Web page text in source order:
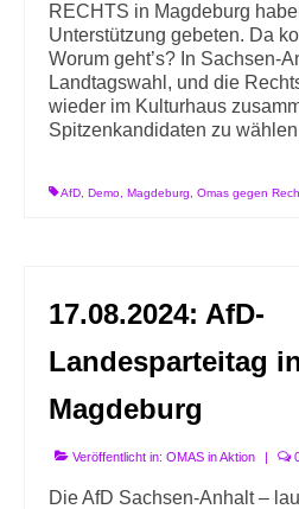
RECHTS in Magdeburg
Unterstützung gebeten. Da
Worum geht’s? In Sachsen-
Landtagswahl, und die
wieder im Kulturhaus
Spitzenkandidaten zu
AfD Demo Magdeburg Omas gegen
17.08.2024: AfD-
Landesparteitag
Magdeburg
Veröffentlicht in: OMAS in Aktion |
Die AfD Sachsen-Anhalt –